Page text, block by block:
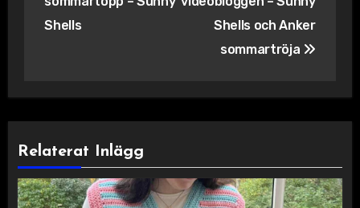
Shells
Shells och Anker
sommartröja
Relaterat Inlägg